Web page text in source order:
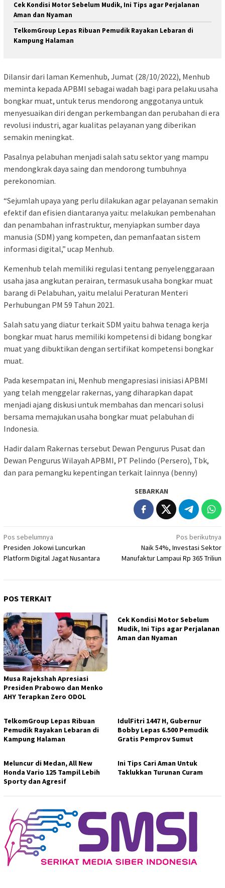
Cek Kondisi Motor Sebelum Mudik, Ini Tips agar Perjalanan
Aman dan Nyaman
TelkomGroup Lepas Ribuan Pemudik Rayakan Lebaran di
Kampung Halaman
Dilansir dari laman Kemenhub, Jumat (28/10/2022), Menhub
meminta kepada APBMI sebagai wadah bagi para pelaku usaha
bongkar muat, untuk terus mendorong anggotanya untuk
menyesuaikan diri dengan perkembangan dan perubahan di era
revolusi industri, agar kualitas pelayanan yang diberikan
semakin meningkat.
Pasalnya pelabuhan menjadi salah satu sektor yang mampu
mendongkrak daya saing dan mendorong tumbuhnya
perekonomian.
“Sejumlah upaya yang perlu dilakukan agar pelayanan semakin
efektif dan efisien diantaranya yaitu: melakukan pembenahan
dan penambahan infrastruktur, menyiapkan sumber daya
manusia (SDM) yang kompeten, dan pemanfaatan sistem
informasi digital,” ucap Menhub.
Kemenhub telah memiliki regulasi tentang penyelenggaraan
usaha jasa angkutan perairan, termasuk usaha bongkar muat
barang di Pelabuhan, yaitu melalui Peraturan Menteri
Perhubungan PM 59 Tahun 2021.
Salah satu yang diatur terkait SDM yaitu bahwa tenaga kerja
bongkar muat harus memiliki kompetensi di bidang bongkar
muat yang dibuktikan dengan sertifikat kompetensi bongkar
muat.
Pada kesempatan ini, Menhub mengapresiasi inisiasi APBMI
yang telah menggelar rakernas, yang diharapkan dapat
menjadi ajang diskusi untuk membahas dan mencari solusi
bersama memajukan usaha bongkar muat pelabuhan di
Indonesia.
Hadir dalam Rakernas tersebut Dewan Pengurus Pusat dan
Dewan Pengurus Wilayah APBMI, PT Pelindo (Persero), Tbk,
dan para pemangku kepentingan terkait lainnya (benny)
SEBARKAN
Navigasi
pos
Pos sebelumnya
Presiden Jokowi Luncurkan
Platform Digital Jagat Nusantara
Pos berikutnya
Naik 54%, Investasi Sektor
Manufaktur Lampaui Rp 365 Triliun
POS TERKAIT
Musa Rajekshah Apresiasi
Presiden Prabowo dan Menko
AHY Terapkan Zero ODOL
Cek Kondisi Motor Sebelum
Mudik, Ini Tips agar Perjalanan
Aman dan Nyaman
TelkomGroup Lepas Ribuan
Pemudik Rayakan Lebaran di
Kampung Halaman
IdulFitri 1447 H, Gubernur
Bobby Lepas 6.500 Pemudik
Gratis Pemprov Sumut
Meluncur di Medan, All New
Honda Vario 125 Tampil Lebih
Sporty dan Agresif
Ini Tips Cari Aman Untuk
Taklukkan Turunan Curam